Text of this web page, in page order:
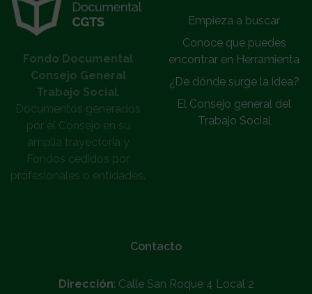
Fondo Documental
Consejo General
Trabajo Social.
Documentos generados
por el Consejo en su
amplia trayectoria y
Fondos cedidos por
profesionales o entidades.
Empieza a buscar
Conoce que puedes
encontrar en Herramienta
¿De dónde surge la idea?
El Consejo general del
Trabajo Social
Contacto
Dirección: Calle San Roque 4 Local 2